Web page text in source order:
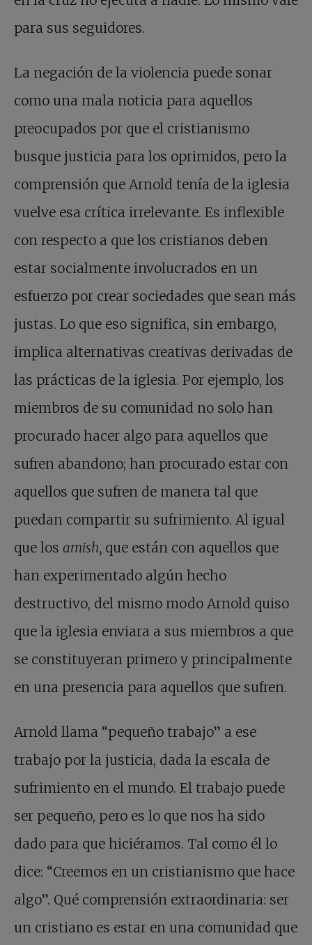
para sus seguidores.
La negación de la violencia puede sonar
como una mala noticia para aquellos
preocupados por que el cristianismo
busque justicia para los oprimidos, pero la
comprensión que Arnold tenía de la iglesia
vuelve esa crítica irrelevante. Es inflexible
con respecto a que los cristianos deben
estar socialmente involucrados en un
esfuerzo por crear sociedades que sean más
justas. Lo que eso significa, sin embargo,
implica alternativas creativas derivadas de
las prácticas de la iglesia. Por ejemplo, los
miembros de su comunidad no solo han
procurado hacer algo para aquellos que
sufren abandono; han procurado estar con
aquellos que sufren de manera tal que
puedan compartir su sufrimiento. Al igual
que los amish, que están con aquellos que
han experimentado algún hecho
destructivo, del mismo modo Arnold quiso
que la iglesia enviara a sus miembros a que
se constituyeran primero y principalmente
en una presencia para aquellos que sufren.
Arnold llama “pequeño trabajo” a ese
trabajo por la justicia, dada la escala de
sufrimiento en el mundo. El trabajo puede
ser pequeño, pero es lo que nos ha sido
dado para que hiciéramos. Tal como él lo
dice: “Creemos en un cristianismo que hace
algo”. Qué comprensión extraordinaria: ser
un cristiano es estar en una comunidad que